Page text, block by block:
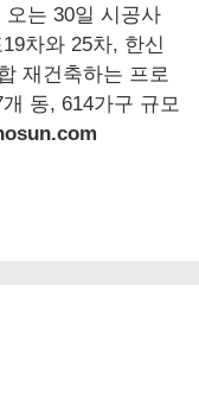
오는 30일 시공사
차와 25차, 한신
재건축하는 프로
동, 614가구 규모